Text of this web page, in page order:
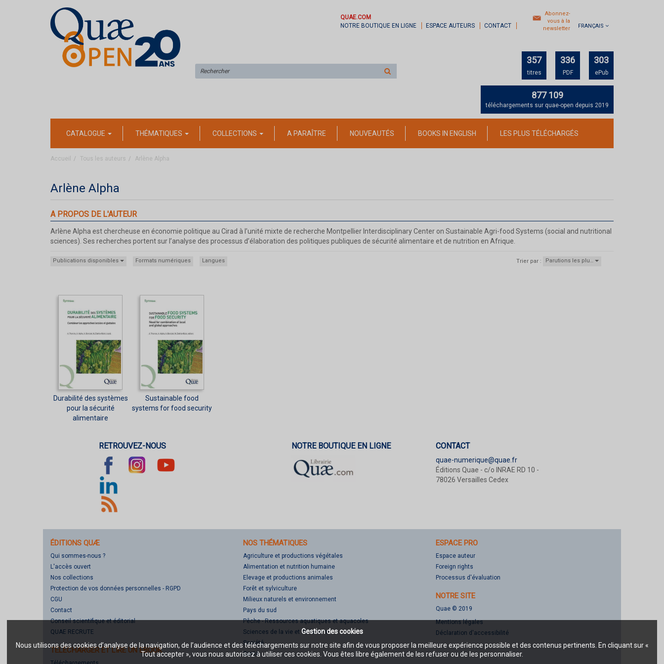
Gestion des cookies
Nous utilisons des cookies d’analyse de la navigation, de l’audience et des téléchargements sur notre site afin de vous proposer la meilleure expérience possible et des contenus pertinents. En cliquant sur «
Tout accepter », vous nous autorisez à utiliser ces cookies. Vous êtes libre également de les refuser ou de les personnaliser.
QUAE.COM
NOTRE BOUTIQUE EN LIGNE
ESPACE AUTEURS CONTACT
Abonnez-
vous à la
newsletter
FRANÇAIS
sur
357
titres
336
PDF
303
ePub
877 109
téléchargements sur quae-open depuis 2019
CATALOGUE THÉMATIQUES COLLECTIONS A PARAÎTRE NOUVEAUTÉS BOOKS IN ENGLISH LES PLUS TÉLÉCHARGÉS
Accueil Tous les auteurs Arlène Alpha
Arlène Alpha
A PROPOS DE L'AUTEUR
Arlène Alpha est chercheuse en économie politique au Cirad à l’unité mixte de recherche Montpellier Interdisciplinary Center on Sustainable Agri-food Systems (social and nutritional
sciences). Ses recherches portent sur l’analyse des processus d’élaboration des politiques publiques de sécurité alimentaire et de nutrition en Afrique.
Publications disponibles Formats numériques Langues Trier par : Parutions les plu…
Durabilité des systèmes
pour la sécurité
alimentaire
Sustainable food
systems for food security
RETROUVEZ-NOUS NOTRE BOUTIQUE EN LIGNE CONTACT
quae-numerique@quae.fr
Éditions Quae - c/o INRAE RD 10 -
78026 Versailles Cedex
ÉDITIONS QUÆ
Qui sommes-nous ?
L'accès ouvert
Nos collections
Protection de vos données personnelles - RGPD
CGU
Contact
Conseil scientifique et éditorial
QUAE RECRUTE
TÉLÉCHARGER ET LIRE UN EBOOK
NOS THÉMATIQUES
Agriculture et productions végétales
Alimentation et nutrition humaine
Elevage et productions animales
Forêt et sylviculture
Milieux naturels et environnement
Pays du sud
Pêche - Ressources aquatiques et aquacoles
Sciences de la vie et de la terre
Société
Santé
ESPACE PRO
Espace auteur
Foreign rights
Processus d'évaluation
NOTRE SITE
Quae © 2019
Mentions légales
Déclaration d'accessibilité